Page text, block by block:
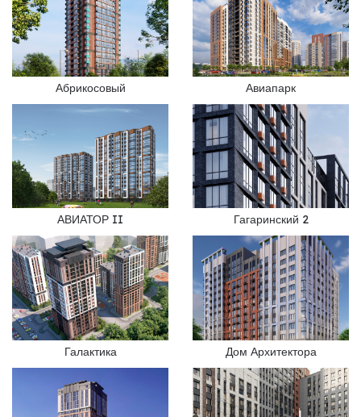
Абрикосовый Авиапарк
АВИАТОР II Гагаринский 2
Галактика Дом Архитектора